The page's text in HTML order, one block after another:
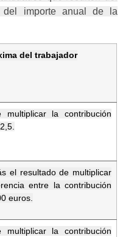
del importe anual de la
del trabajador
multiplicar la contribución
el resultado de multiplicar
entre la contribución
euros.
multiplicar la contribución